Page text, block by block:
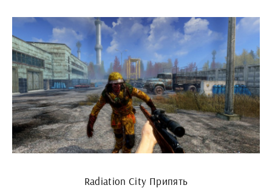
Radiation City Припять